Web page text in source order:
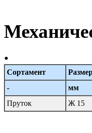
.
Сортамент
- мм
Пруток
Ж 15